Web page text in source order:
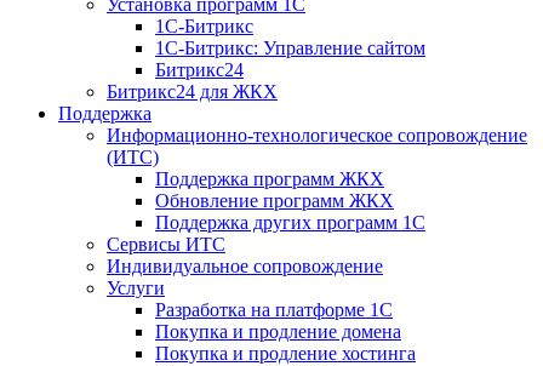
1С-Битрикс
1С-Битрикс: Управление сайтом
Битрикс24
Битрикс24 для ЖКХ
Поддержка
Информационно-технологическое сопровождение
(ИТС)
Поддержка программ ЖКХ
Обновление программ ЖКХ
Поддержка других программ 1С
Сервисы ИТС
Индивидуальное сопровождение
Услуги
Разработка на платформе 1С
Покупка и продление домена
Покупка и продление хостинга